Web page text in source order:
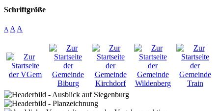
Schriftgröße
A A A